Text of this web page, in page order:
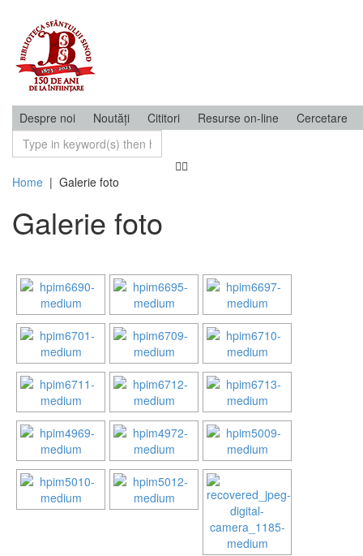
Despre noi Noutăți Cititori Resurse on-line Cercetare
Home | Galerie foto
Galerie foto